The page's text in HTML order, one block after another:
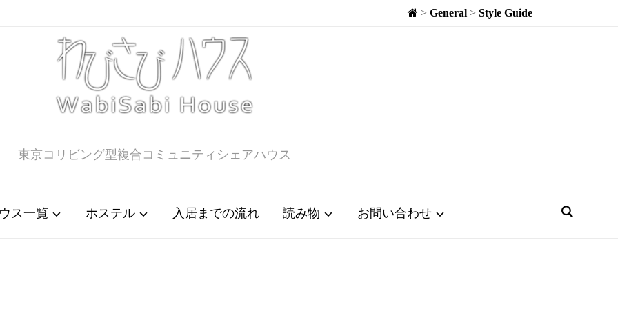
>General >Style Guide
東京コリビング型複合コミュニティシェアハウス
ス一覧 ホステル 入居までの流れ 読み物 お問い合わせ